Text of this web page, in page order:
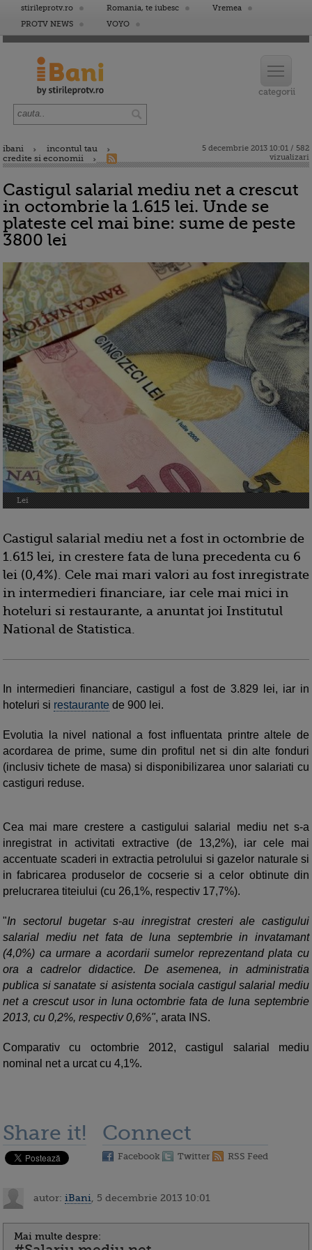
stirileprotv.ro Romania, te iubesc
Vremea
PROTV NEWS
VOYO
ibani
incontul tau
credite si economii
5 decembrie 2013 10:01 / 582
vizualizari
Castigul salarial mediu net a crescut
in octombrie la 1.615 lei. Unde se
plateste cel mai bine: sume de peste
3800 lei
Lei
Castigul salarial mediu net a fost in octombrie de
1.615 lei, in crestere fata de luna precedenta cu 6
lei (0,4%). Cele mai mari valori au fost inregistrate
in intermedieri financiare, iar cele mai mici in
hoteluri si restaurante, a anuntat joi Institutul
National de Statistica.
In intermedieri financiare, castigul a fost de 3.829 lei, iar in
hoteluri si restaurante de 900 lei.
Evolutia la nivel national a fost influentata printre altele de
acordarea de prime, sume din profitul net si din alte fonduri
(inclusiv tichete de masa) si disponibilizarea unor salariati cu
castiguri reduse.
Cea mai mare crestere a castigului salarial mediu net s-a
inregistrat in activitati extractive (de 13,2%), iar cele mai
accentuate scaderi in extractia petrolului si gazelor naturale si
in fabricarea produselor de cocserie si a celor obtinute din
prelucrarea titeiului (cu 26,1%, respectiv 17,7%).
"In sectorul bugetar s-au inregistrat cresteri ale castigului
salarial mediu net fata de luna septembrie in invatamant
(4,0%) ca urmare a acordarii sumelor reprezentand plata cu
ora a cadrelor didactice. De asemenea, in administratia
publica si sanatate si asistenta sociala castigul salarial mediu
net a crescut usor in luna octombrie fata de luna septembrie
2013, cu 0,2%, respectiv 0,6%", arata INS.
Comparativ cu octombrie 2012, castigul salarial mediu
nominal net a urcat cu 4,1%.
Share it! Connect
Facebook Twitter RSS Feed
autor: iBani , 5 decembrie 2013 10:01
Mai multe despre: